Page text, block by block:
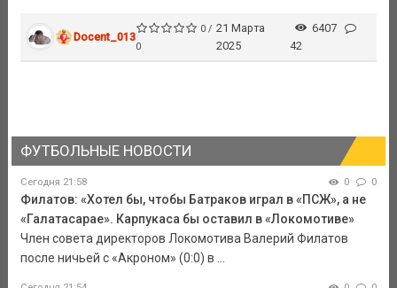
Docent_013
0 /
0
21 Марта
2025
6407
42
ФУТБОЛЬНЫЕ НОВОСТИ
Сегодня 21:58 0 0
Филатов: «Хотел бы, чтобы Батраков играл в «ПСЖ», а не
«Галатасарае». Карпукаса бы оставил в «Локомотиве»
Член совета директоров Локомотива Валерий Филатов
после ничьей с «Акроном» (0:0) в ...